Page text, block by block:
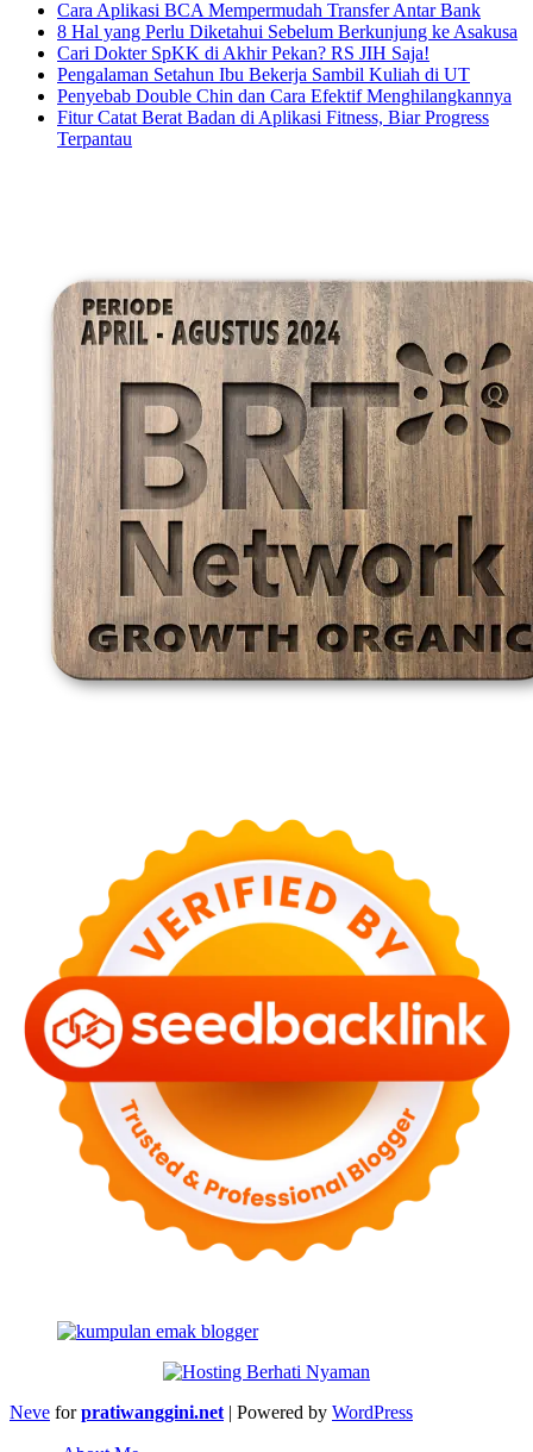
Cara Aplikasi BCA Mempermudah Transfer Antar Bank
8 Hal yang Perlu Diketahui Sebelum Berkunjung ke Asakusa
Cari Dokter SpKK di Akhir Pekan? RS JIH Saja!
Pengalaman Setahun Ibu Bekerja Sambil Kuliah di UT
Penyebab Double Chin dan Cara Efektif Menghilangkannya
Fitur Catat Berat Badan di Aplikasi Fitness, Biar Progress
Terpantau
Neve forpratiwanggini.net | Powered by WordPress